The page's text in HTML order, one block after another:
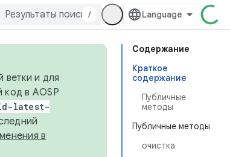
/
Содержание
Краткое
содержание
Публичные
методы
Публичные методы
очистка
ветки и для
в AOSP
latest-
в